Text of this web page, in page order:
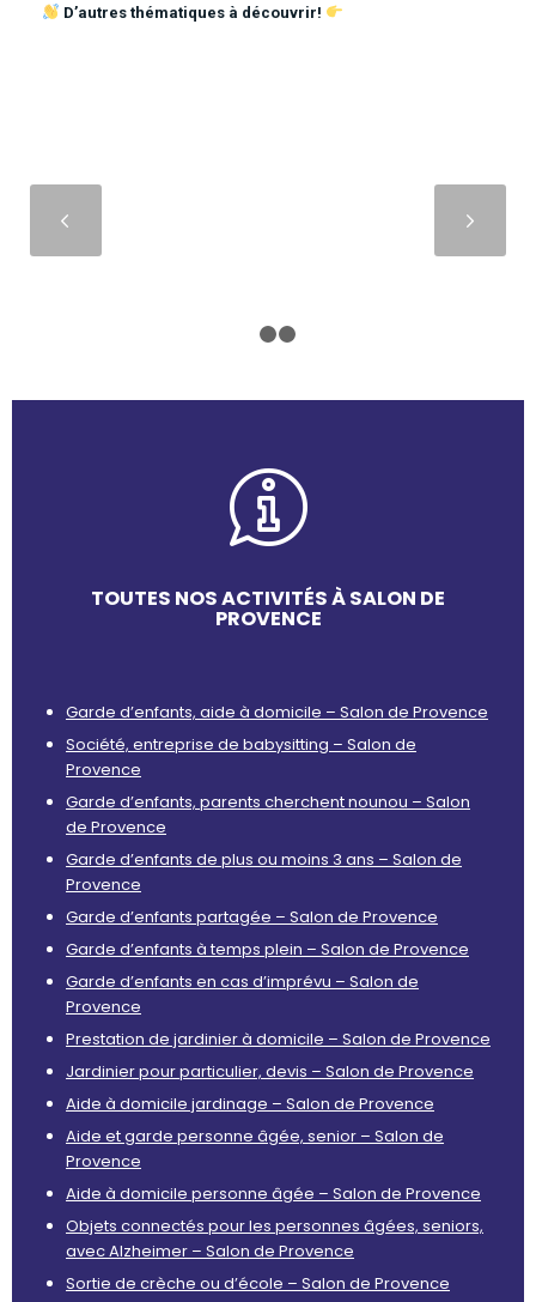
D’autres thématiques à découvrir!
TOUTES NOS ACTIVITÉS À SALON DE
PROVENCE
Garde d’enfants, aide à domicile – Salon de Provence
Société, entreprise de babysitting – Salon de
Provence
Garde d’enfants, parents cherchent nounou – Salon
de Provence
Garde d’enfants de plus ou moins 3 ans – Salon de
Provence
Garde d’enfants partagée – Salon de Provence
Garde d’enfants à temps plein – Salon de Provence
Garde d’enfants en cas d’imprévu – Salon de
Provence
Prestation de jardinier à domicile – Salon de Provence
Jardinier pour particulier, devis – Salon de Provence
Aide à domicile jardinage – Salon de Provence
Aide et garde personne âgée, senior – Salon de
Provence
Aide à domicile personne âgée – Salon de Provence
Objets connectés pour les personnes âgées, seniors,
avec Alzheimer – Salon de Provence
Sortie de crèche ou d’école – Salon de Provence